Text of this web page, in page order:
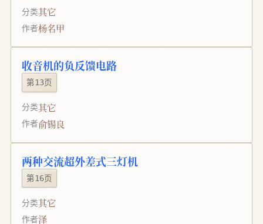
分类其它
作者杨名甲
收音机的负反馈电路
第13页
分类其它
作者俞锡良
两种交流超外差式三灯机
第16页
分类其它
作者泽